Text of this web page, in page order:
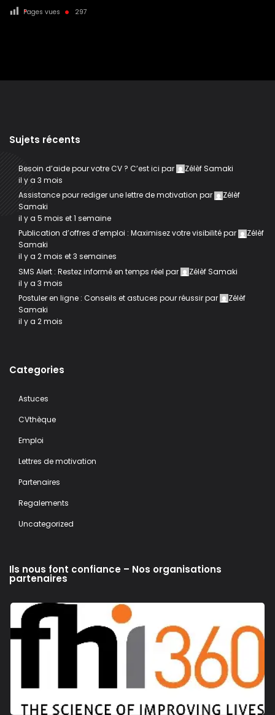
Pages vues 297
Sujets récents
Besoin d’aide pour votre CV ? C’est ici par
Zélèf Samaki
il y a 3 mois
Assistance pour rediger une lettre de motivation par
Zélèf
Samaki
il y a 5 mois et 1 semaine
Publication d’offres d’emploi : Maximisez votre visibilitépar
Zélèf
Samaki
il y a 2 mois et 3 semaines
SMS Alert : Restez informé en temps réel par
Zélèf Samaki
il y a 3 mois
Postuler en ligne : Conseils et astuces pour réussirpar
Zélèf
Samaki
il y a 2 mois
Categories
Astuces
CVthèque
Emploi
Lettres de motivation
Partenaires
Regalements
Uncategorized
Ils nous font confiance – Nos organisations
partenaires